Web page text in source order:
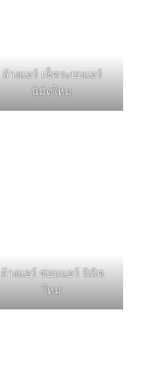
ล้างแอร์ เช็คระบบแอร์
นิมิตใหม่
ล้างแอร์ ซ่อมแอร์ นิมิต
ใหม่